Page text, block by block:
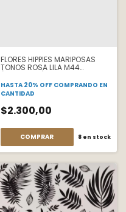
FLORES HIPPIES MARIPOSAS
TONOS ROSA LILA M44
HASTA 20% OFF COMPRANDO EN
CANTIDAD
$2.300,00
COMPRAR 8 en stock